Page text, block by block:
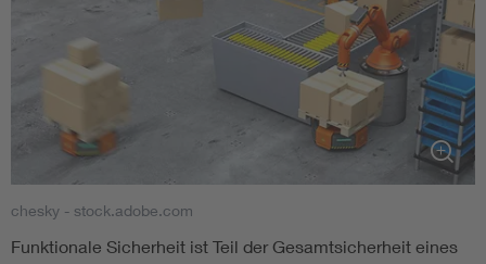
Mobility
Assisted Living
chesky - stock.adobe.com
Funktionale Sicherheit ist Teil der Gesamtsicherheit eines